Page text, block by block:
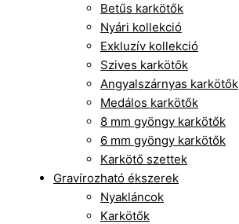
Betűs karkötők
Nyári kollekció
Exkluzív kollekció
Szives karkötők
Angyalszárnyas karkötők
Medálos karkötők
8 mm gyöngy karkötők
6 mm gyöngy karkötők
Karkötő szettek
Gravírozható ékszerek
Nyakláncok
Karkötők